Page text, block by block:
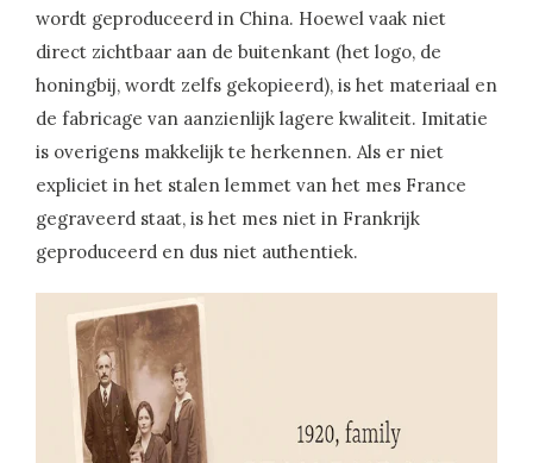
wordt geproduceerd in China. Hoewel vaak niet
direct zichtbaar aan de buitenkant (het logo, de
honingbij, wordt zelfs gekopieerd), is het materiaal en
de fabricage van aanzienlijk lagere kwaliteit. Imitatie
is overigens makkelijk te herkennen. Als er niet
expliciet in het stalen lemmet van het mes France
gegraveerd staat, is het mes niet in Frankrijk
geproduceerd en dus niet authentiek.